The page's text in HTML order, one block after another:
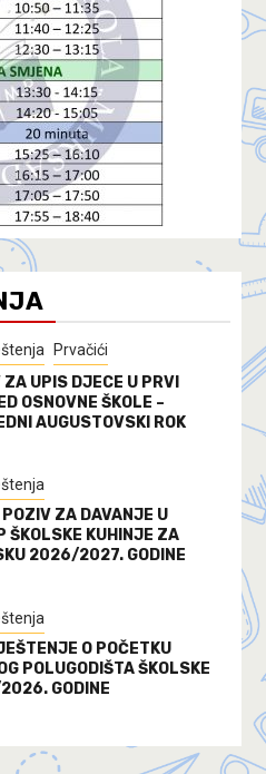
Prvačići
ZA UPIS DJECE U PRVI
OSNOVNE ŠKOLE –
AUGUSTOVSKI ROK
ZA DAVANJE U
ŠKOLSKE KUHINJE ZA
2026/2027. GODINE
O POČETKU
POLUGODIŠTA ŠKOLSKE
GODINE